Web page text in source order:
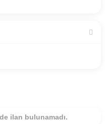
ilan bulunamadı.